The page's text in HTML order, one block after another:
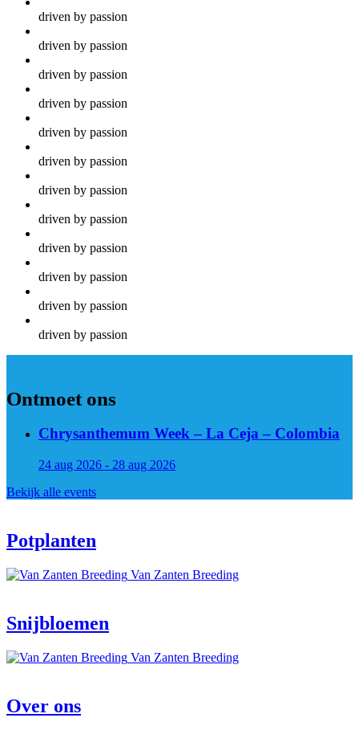
driven by passion
driven by passion
driven by passion
driven by passion
driven by passion
driven by passion
driven by passion
driven by passion
driven by passion
driven by passion
driven by passion
driven by passion
Ontmoet ons
Chrysanthemum Week – La Ceja – Colombia
24 aug 2026 - 28 aug 2026
Bekijk alle events
Potplanten
Van Zanten Breeding
Snijbloemen
Van Zanten Breeding
Over ons